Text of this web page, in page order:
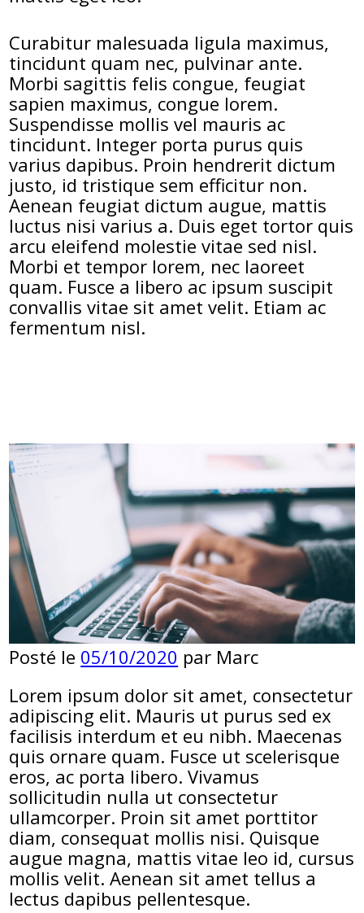
Curabitur malesuada ligula maximus,
tincidunt quam nec, pulvinar ante.
Morbi sagittis felis congue, feugiat
sapien maximus, congue lorem.
Suspendisse mollis vel mauris ac
tincidunt. Integer porta purus quis
varius dapibus. Proin hendrerit dictum
justo, id tristique sem efficitur non.
Aenean feugiat dictum augue, mattis
luctus nisi varius a. Duis eget tortor quis
arcu eleifend molestie vitae sed nisl.
Morbi et tempor lorem, nec laoreet
quam. Fusce a libero ac ipsum suscipit
convallis vitae sit amet velit. Etiam ac
fermentum nisl.
Posté le 05/10/2020 par Marc
Lorem ipsum dolor sit amet, consectetur
adipiscing elit. Mauris ut purus sed ex
facilisis interdum et eu nibh. Maecenas
quis ornare quam. Fusce ut scelerisque
eros, ac porta libero. Vivamus
sollicitudin nulla ut consectetur
ullamcorper. Proin sit amet porttitor
diam, consequat mollis nisi. Quisque
augue magna, mattis vitae leo id, cursus
mollis velit. Aenean sit amet tellus a
lectus dapibus pellentesque.